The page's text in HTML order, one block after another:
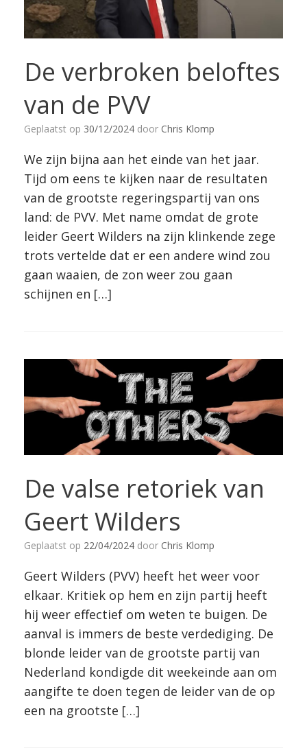
De verbroken beloftes
van de PVV
Geplaatst op 30/12/2024 door Chris Klomp
We zijn bijna aan het einde van het jaar.
Tijd om eens te kijken naar de resultaten
van de grootste regeringspartij van ons
land: de PVV. Met name omdat de grote
leider Geert Wilders na zijn klinkende zege
trots vertelde dat er een andere wind zou
gaan waaien, de zon weer zou gaan
schijnen en […]
De valse retoriek van
Geert Wilders
Geplaatst op 22/04/2024 door Chris Klomp
Geert Wilders (PVV) heeft het weer voor
elkaar. Kritiek op hem en zijn partij heeft
hij weer effectief om weten te buigen. De
aanval is immers de beste verdediging. De
blonde leider van de grootste partij van
Nederland kondigde dit weekeinde aan om
aangifte te doen tegen de leider van de op
een na grootste […]